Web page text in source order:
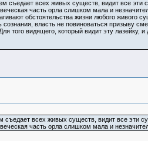
съедает всех живых существ, видит все
часть орла слишком мала и
обстоятельства жизни любого живого
власть не повиноваться призыву
того видящего, который видит эту лазейку,
всех живых существ, видит все эти
часть орла слишком мала и